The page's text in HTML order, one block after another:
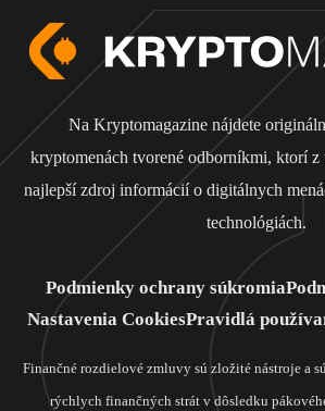
Na Kryptomagazine nájdete
kryptomenách tvorené odborníkmi, ktorí z
najlepší zdroj informácií o digitálnych
technológiách.
Podmienky ochrany súkromia
Nastavenia CookiesPravidlá
Finančné rozdielové zmluvy sú zložité nástroje a
rýchlych finančných strát v dôsledku